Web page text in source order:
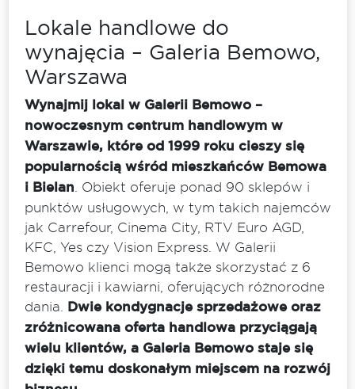
Lokale handlowe do
wynajęcia – Galeria Bemowo,
Warszawa
Wynajmij lokal w Galerii Bemowo –
nowoczesnym centrum handlowym w
Warszawie, które od 1999 roku cieszy się
popularnością wśród mieszkańców Bemowa
i Bielan . Obiekt oferuje ponad 90 sklepów i
punktów usługowych, w tym takich najemców
jak Carrefour, Cinema City, RTV Euro AGD,
KFC, Yes czy Vision Express. W Galerii
Bemowo klienci mogą także skorzystać z 6
restauracji i kawiarni, oferujących różnorodne
dania. Dwie kondygnacje sprzedażowe oraz
zróżnicowana oferta handlowa przyciągają
wielu klientów, a Galeria Bemowo staje się
dzięki temu doskonałym miejscem na rozwój